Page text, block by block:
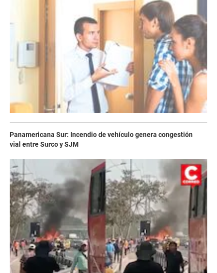
Panamericana Sur: Incendio de vehículo genera congestión
vial entre Surco y SJM